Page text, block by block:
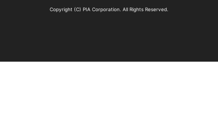
Copyright (C) PIA Corporation. All Rights Reserved.